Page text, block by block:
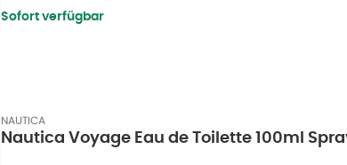
Sofort verfügbar
NAUTICA
Nautica Voyage Eau de Toilette 100ml Spray